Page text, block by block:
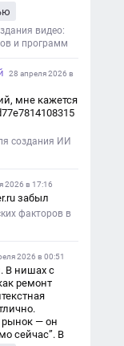
в телеграм-
Group. Flux 2
видео:
и программ
28 апреля 2026 в
мне кажется
создания ИИ
2026 в 17:16
забыл
факторов в
2026 в 00:51
В нишах с
ремонт
рынок — он
сейчас”. В